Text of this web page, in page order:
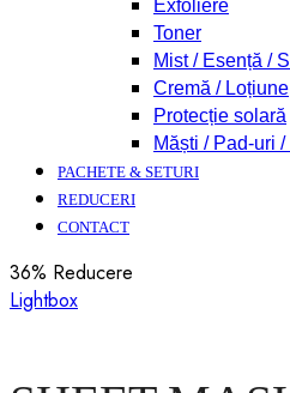
Exfoliere
Toner
Mist / Esență /
Cremă / Loțiune
Protecție solară
Măști / Pad-uri
PACHETE & SETURI
REDUCERI
CONTACT
36% Reducere
Lightbox